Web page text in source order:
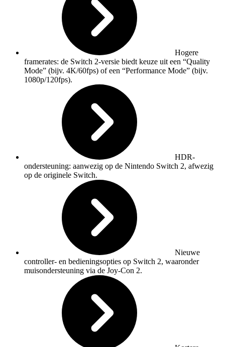
Hogere
framerates: de Switch 2-versie biedt keuze uit een “Quality
Mode” (bijv. 4K/60fps) of een “Performance Mode” (bijv.
1080p/120fps).
HDR-
ondersteuning: aanwezig op de Nintendo Switch 2, afwezig
op de originele Switch.
Nieuwe
controller- en bedieningsopties op Switch 2, waaronder
muisondersteuning via de Joy-Con 2.